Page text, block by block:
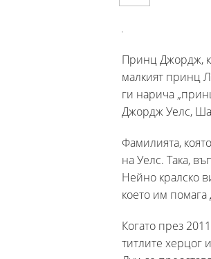
Принц Джордж,
малкият принц
ги нарича
Джордж Уелс,
Фамилията,
на Уелс. Така,
Нейно кралско
което им помага
Когато през
титлите херцог